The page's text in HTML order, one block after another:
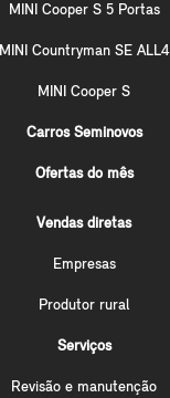
MINI Cooper S 5 Portas
MINI Countryman SE ALL4
MINI Cooper S
Carros Seminovos
Ofertas do mês
Vendas diretas
Empresas
Produtor rural
Serviços
Revisão e manutenção